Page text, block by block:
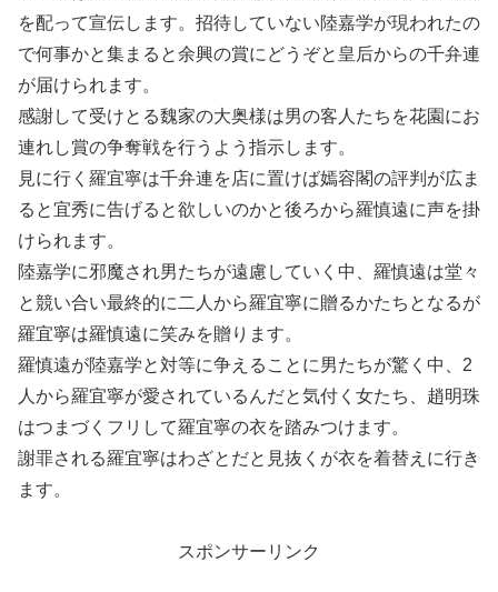
を配って宣伝します。招待していない陸嘉学が現われたの
で何事かと集まると余興の賞にどうぞと皇后からの千弁連
が届けられます。
感謝して受けとる魏家の大奥様は男の客人たちを花園にお
連れし賞の争奪戦を行うよう指示します。
見に行く羅宜寧は千弁連を店に置けば嫣容閣の評判が広ま
ると宜秀に告げると欲しいのかと後ろから羅慎遠に声を掛
けられます。
陸嘉学に邪魔され男たちが遠慮していく中、羅慎遠は堂々
と競い合い最終的に二人から羅宜寧に贈るかたちとなるが
羅宜寧は羅慎遠に笑みを贈ります。
羅慎遠が陸嘉学と対等に争えることに男たちが驚く中、2
人から羅宜寧が愛されているんだと気付く女たち、趙明珠
はつまづくフリして羅宜寧の衣を踏みつけます。
謝罪される羅宜寧はわざとだと見抜くが衣を着替えに行き
ます。
スポンサーリンク